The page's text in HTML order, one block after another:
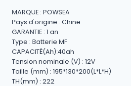
MARQUE : POWSEA
Pays d'origine : Chine
GARANTIE : 1 an
Type : Batterie MF
CAPACITÉ(Ah):40ah
Tension nominale (V) : 12V
Taille (mm) : 195*130*200(L*L*H)
TH(mm) : 222